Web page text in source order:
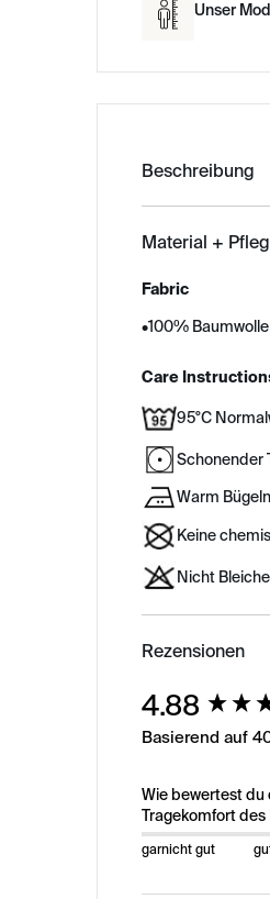
Unser
Beschreibung
Material +
Fabric
•100% Baumwolle
Care
95°C
Schonender
Warm Bügeln
Keine
Nicht
Rezensionen
4.88
Basierend auf
Wie bewertest du
Tragekomfort des
garnicht gut
New content